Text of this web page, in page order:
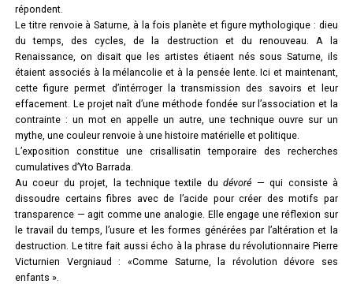
répondent.
Le titre renvoie à Saturne, à la fois planète et figure mythologique : dieu
du temps, des cycles, de la destruction et du renouveau. A la
Renaissance, on disait que les artistes étiaent nés sous Saturne, ils
étaient associés à la mélancolie et à la pensée lente. Ici et maintenant,
cette figure permet d’intérroger la transmission des savoirs et leur
effacement. Le projet naît d’une méthode fondée sur l’association et la
contrainte : un mot en appelle un autre, une technique ouvre sur un
mythe, une couleur renvoie à une histoire matérielle et politique.
L’exposition constitue une crisallisatin temporaire des recherches
cumulatives d’Yto Barrada.
Au coeur du projet, la technique textile du dévoré — qui consiste à
dissoudre certains fibres avec de l’acide pour créer des motifs par
transparence — agit comme une analogie. Elle engage une réflexion sur
le travail du temps, l’usure et les formes générées par l’altération et la
destruction. Le titre fait aussi écho à la phrase du révolutionnaire Pierre
Victurnien Vergniaud : «Comme Saturne, la révolution dévore ses
enfants ».